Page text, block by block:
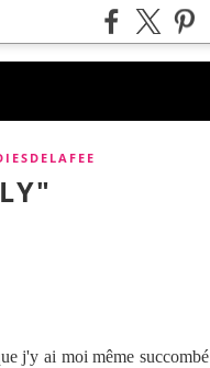
j'y ai moi même succombé